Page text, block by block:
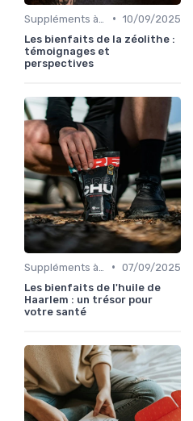
• 10/09/2025
Les bienfaits de la zéolithe :
témoignages et
perspectives
• 07/09/2025
Les bienfaits de l'huile de
Haarlem : un trésor pour
votre santé